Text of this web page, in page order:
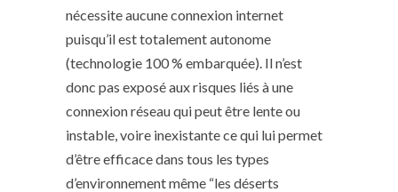
nécessite aucune connexion internet
puisqu’il est totalement autonome
(technologie 100 % embarquée). Il n’est
donc pas exposé aux risques liés à une
connexion réseau qui peut être lente ou
instable, voire inexistante ce qui lui permet
d’être efficace dans tous les types
d’environnement même “les déserts